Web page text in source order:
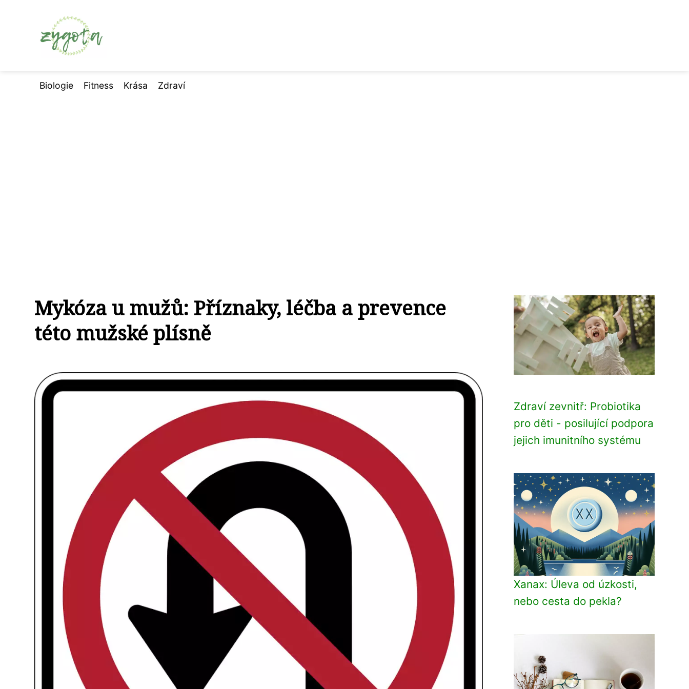
Biologie Fitness Krása Zdraví
Mykóza u mužů: Příznaky, léčba a prevence
této mužské plísně
Zdraví zevnitř: Probiotika
pro děti - posilující podpora
jejich imunitního systému
Xanax: Úleva od úzkosti,
nebo cesta do pekla?